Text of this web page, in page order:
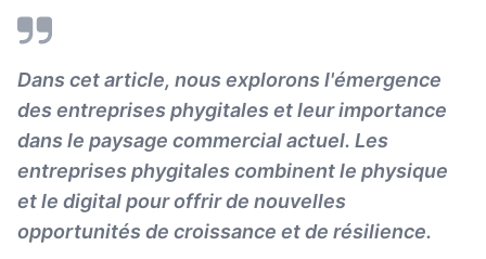
Dans cet article, nous explorons l'émergence
des entreprises phygitales et leur importance
dans le paysage commercial actuel. Les
entreprises phygitales combinent le physique
et le digital pour offrir de nouvelles
opportunités de croissance et de résilience.